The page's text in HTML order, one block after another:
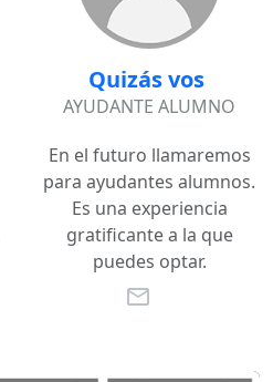
Quizás vos
AYUDANTE ALUMNO
En el futuro llamaremos
para ayudantes alumnos.
Es una experiencia
gratificante a la que
puedes optar.
mail_outline